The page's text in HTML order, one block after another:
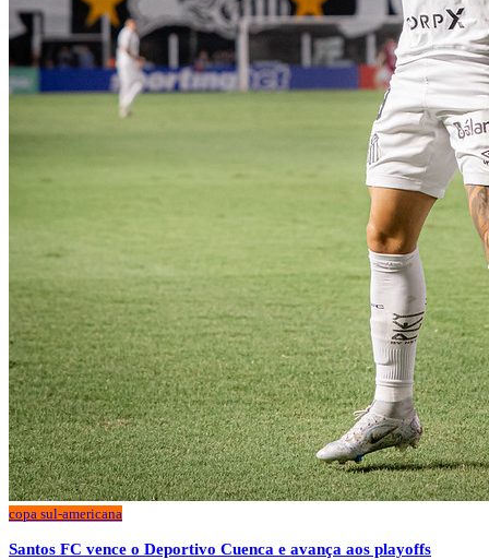
copa sul-americana
Santos FC vence o Deportivo Cuenca e avança aos playoffs